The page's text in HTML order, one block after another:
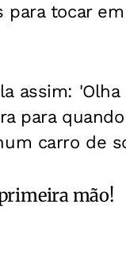
tocar
assim:
para
carro de
mão!